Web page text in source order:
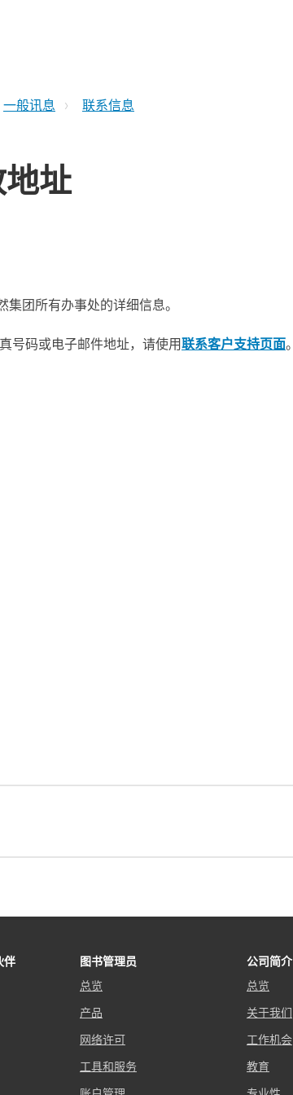
一般讯息 联系信息
址
集团所有办事处的详细信息。
号码或电子邮件地址，请使用联系客户支持页面。
伴
图书管理员
总览
产品
网络许可
工具和服务
公司简介
总览
关于我们
工作机会
教育